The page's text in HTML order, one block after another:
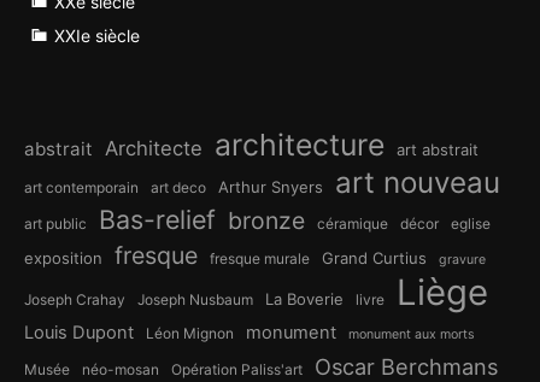
XXIe siècle
abstrait Architecte architecture art abstrait
art contemporain art deco Arthur Snyers art nouveau
art public Bas-relief bronze céramique décor eglise
exposition fresque fresque murale Grand Curtius gravure
Joseph Crahay Joseph Nusbaum La Boverie livre Liège
Louis Dupont Léon Mignon monument monument aux morts
Musée néo-mosan Opération Paliss'art Oscar Berchmans